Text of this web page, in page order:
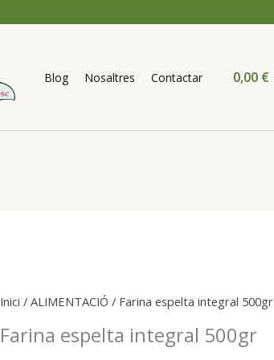
Blog Nosaltres Contactar 0,00 €
Inici /ALIMENTACIÓ / Farina espelta integral 500gr
Farina espelta integral 500gr